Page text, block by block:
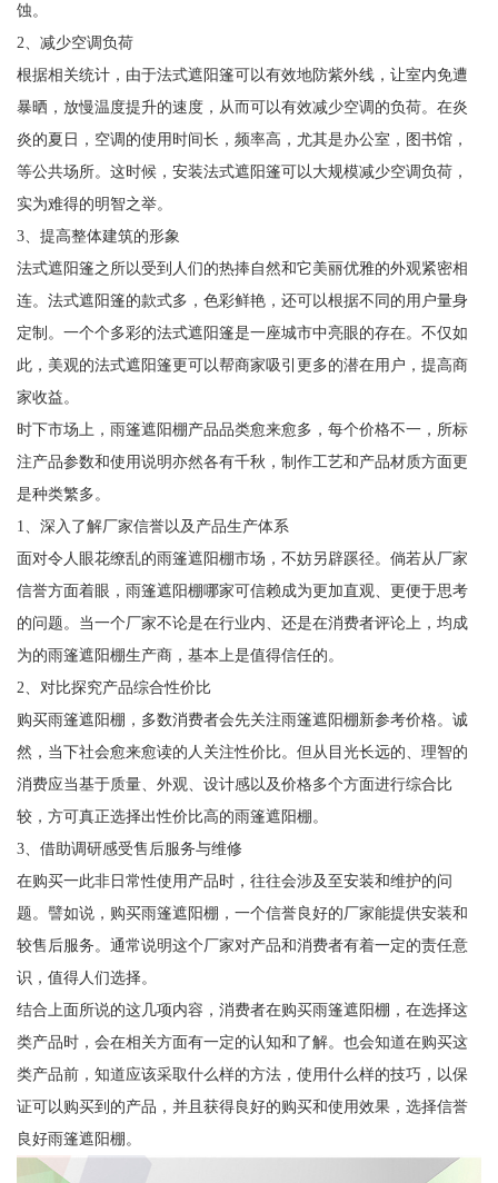
蚀。
2、减少空调负荷
根据相关统计，由于法式遮阳篷可以有效地防紫外线，让室内免遭
暴晒，放慢温度提升的速度，从而可以有效减少空调的负荷。在炎
炎的夏日，空调的使用时间长，频率高，尤其是办公室，图书馆，
等公共场所。这时候，安装法式遮阳篷可以大规模减少空调负荷，
实为难得的明智之举。
3、提高整体建筑的形象
法式遮阳篷之所以受到人们的热捧自然和它美丽优雅的外观紧密相
连。法式遮阳篷的款式多，色彩鲜艳，还可以根据不同的用户量身
定制。一个个多彩的法式遮阳篷是一座城市中亮眼的存在。不仅如
此，美观的法式遮阳篷更可以帮商家吸引更多的潜在用户，提高商
家收益。
时下市场上，雨篷遮阳棚产品品类愈来愈多，每个价格不一，所标
注产品参数和使用说明亦然各有千秋，制作工艺和产品材质方面更
是种类繁多。
1、深入了解厂家信誉以及产品生产体系
面对令人眼花缭乱的雨篷遮阳棚市场，不妨另辟蹊径。倘若从厂家
信誉方面着眼，雨篷遮阳棚哪家可信赖成为更加直观、更便于思考
的问题。当一个厂家不论是在行业内、还是在消费者评论上，均成
为的雨篷遮阳棚生产商，基本上是值得信任的。
2、对比探究产品综合性价比
购买雨篷遮阳棚，多数消费者会先关注雨篷遮阳棚新参考价格。诚
然，当下社会愈来愈读的人关注性价比。但从目光长远的、理智的
消费应当基于质量、外观、设计感以及价格多个方面进行综合比
较，方可真正选择出性价比高的雨篷遮阳棚。
3、借助调研感受售后服务与维修
在购买一此非日常性使用产品时，往往会涉及至安装和维护的问
题。譬如说，购买雨篷遮阳棚，一个信誉良好的厂家能提供安装和
较售后服务。通常说明这个厂家对产品和消费者有着一定的责任意
识，值得人们选择。
结合上面所说的这几项内容，消费者在购买雨篷遮阳棚，在选择这
类产品时，会在相关方面有一定的认知和了解。也会知道在购买这
类产品前，知道应该采取什么样的方法，使用什么样的技巧，以保
证可以购买到的产品，并且获得良好的购买和使用效果，选择信誉
良好雨篷遮阳棚。